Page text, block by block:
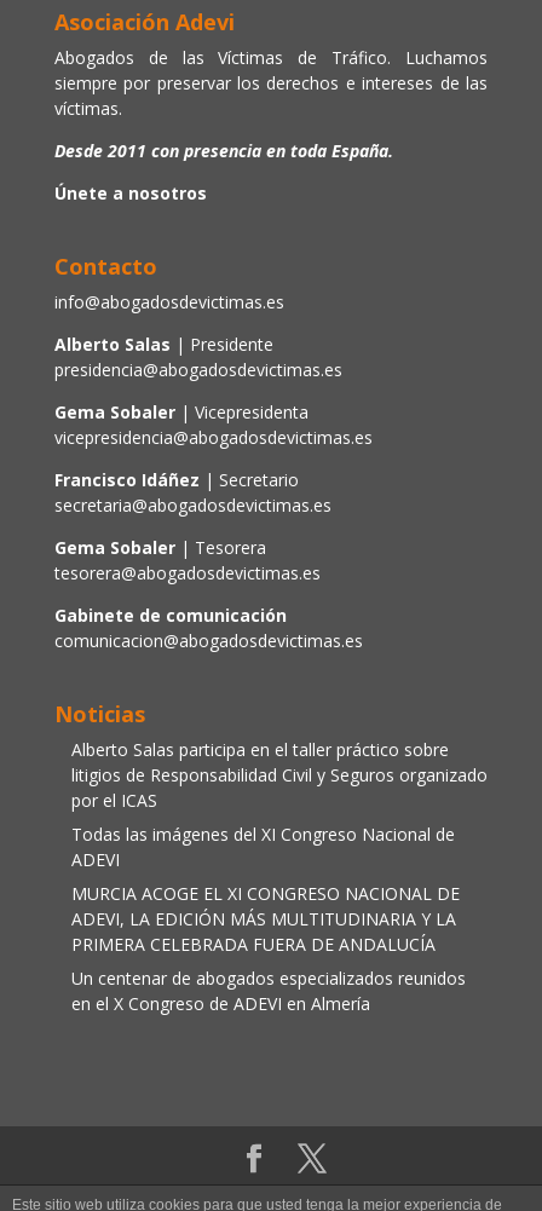
Asociación Adevi
Abogados de las Víctimas de Tráfico. Luchamos
siempre por preservar los derechos e intereses de las
víctimas.
Desde 2011 con presencia en toda España.
Únete a nosotros
Contacto
info@abogadosdevictimas.es
Alberto Salas | Presidente
presidencia@abogadosdevictimas.es
Gema Sobaler | Vicepresidenta
vicepresidencia@abogadosdevictimas.es
Francisco Idáñez | Secretario
secretaria@abogadosdevictimas.es
Gema Sobaler| Tesorera
tesorera@abogadosdevictimas.es
Gabinete de comunicación
comunicacion@abogadosdevictimas.es
Noticias
Alberto Salas participa en el taller práctico sobre
litigios de Responsabilidad Civil y Seguros organizado
por el ICAS
Todas las imágenes del XI Congreso Nacional de
ADEVI
MURCIA ACOGE EL XI CONGRESO NACIONAL DE
ADEVI, LA EDICIÓN MÁS MULTITUDINARIA Y LA
PRIMERA CELEBRADA FUERA DE ANDALUCÍA
Un centenar de abogados especializados reunidos
en el X Congreso de ADEVI en Almería
Aviso legal|Política de cookies
Este sitio web utiliza cookies para que usted tenga la mejor experiencia de